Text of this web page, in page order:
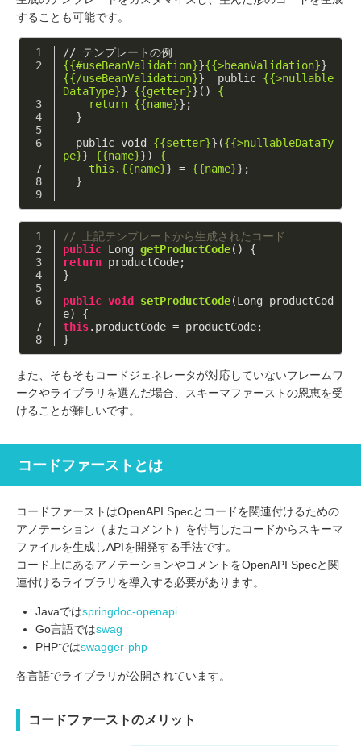
することも可能です。
// テンプレートの例
{{#useBeanValidation}}{{>beanValidation}}
{{/useBeanValidation}}  public {{>nullable
DataType}} {{getter}}() {
    return {{name}
};
  }
  public void
{{setter}}({{>nullableDataTy
pe}} {{name}}) {
    this.{{name}
} = {{name}};
  }
// 上記テンプレートから生成されたコード
public Long getProductCode()
{
return productCode;
}
public void setProductCode(Long productCod
e)
{
this.productCode = productCode;
}
また、そもそもコードジェネレータが対応していないフレームワ
ークやライブラリを選んだ場合、スキーマファーストの恩恵を受
けることが難しいです。
コードファーストとは
コードファーストはOpenAPI Specとコードを関連付けるための
アノテーション（またコメント）を付与したコードからスキーマ
ファイルを生成しAPIを開発する手法です。
コード上にあるアノテーションやコメントをOpenAPI Specと関
連付けるライブラリを導入する必要があります。
Javaではspringdoc-openapi
Go言語ではswag
PHPではswagger-php
各言語でライブラリが公開されています。
コードファーストのメリット